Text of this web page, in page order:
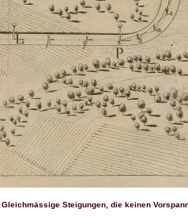
Steigungen, die keinen